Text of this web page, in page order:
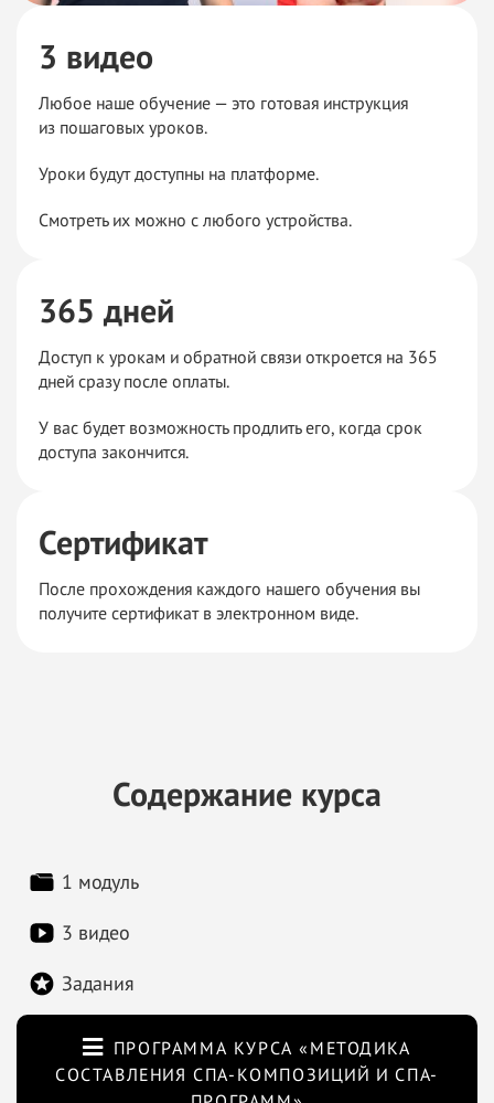
3 видео
Любое наше обучение — это готовая инструкция
из пошаговых уроков.
Уроки будут доступны на платформе.
Смотреть их можно с любого устройства.
365 дней
Доступ к урокам и обратной связи откроется на 365
дней сразу после оплаты.
У вас будет возможность продлить его, когда срок
доступа закончится.
Сертификат
После прохождения каждого нашего обучения вы
получите сертификат в электронном виде.
Содержание курса
1 модуль
3 видео
Задания
ПРОГРАММА КУРСА «МЕТОДИКА
СОСТАВЛЕНИЯ СПА-КОМПОЗИЦИЙ И СПА-